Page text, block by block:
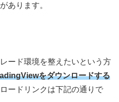
あります。
ード環境を整えたいという方
をダウンロードする
ードリンクは下記の通りで